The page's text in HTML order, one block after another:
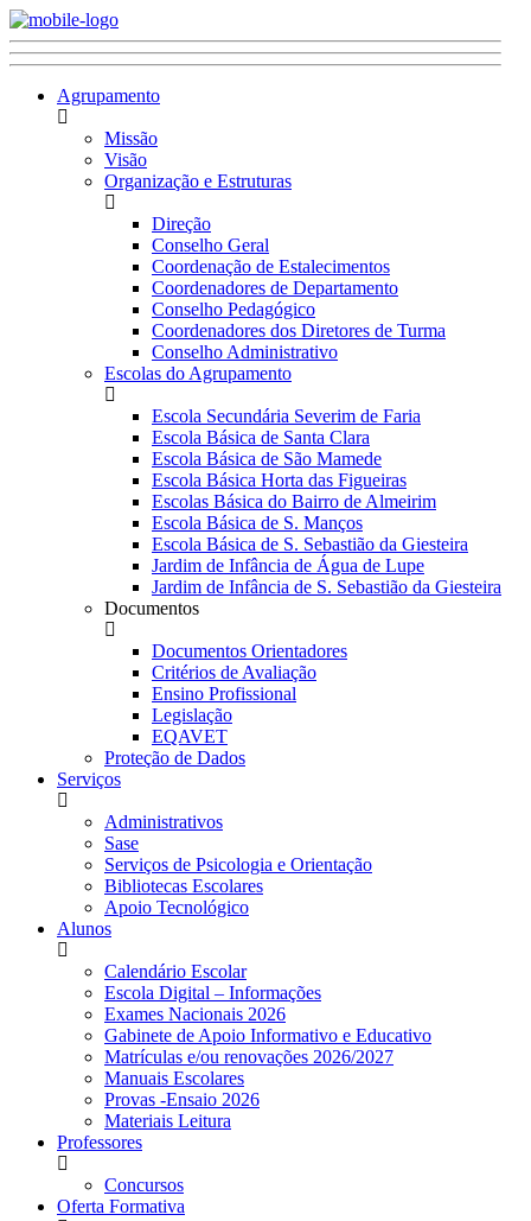
Agrupamento
Missão
Visão
Organização e Estruturas
Direção
Conselho Geral
Coordenação de Estalecimentos
Coordenadores de Departamento
Conselho Pedagógico
Coordenadores dos Diretores de Turma
Conselho Administrativo
Escolas do Agrupamento
Escola Secundária Severim de Faria
Escola Básica de Santa Clara
Escola Básica de São Mamede
Escola Básica Horta das Figueiras
Escolas Básica do Bairro de Almeirim
Escola Básica de S. Manços
Escola Básica de S. Sebastião da Giesteira
Jardim de Infância de Água de Lupe
Jardim de Infância de S. Sebastião da Giesteira
Documentos
Documentos Orientadores
Critérios de Avaliação
Ensino Profissional
Legislação
EQAVET
Proteção de Dados
Serviços
Administrativos
Sase
Serviços de Psicologia e Orientação
Bibliotecas Escolares
Apoio Tecnológico
Alunos
Calendário Escolar
Escola Digital – Informações
Exames Nacionais 2026
Gabinete de Apoio Informativo e Educativo
Matrículas e/ou renovações 2026/2027
Manuais Escolares
Provas -Ensaio 2026
Materiais Leitura
Professores
Concursos
Oferta Formativa